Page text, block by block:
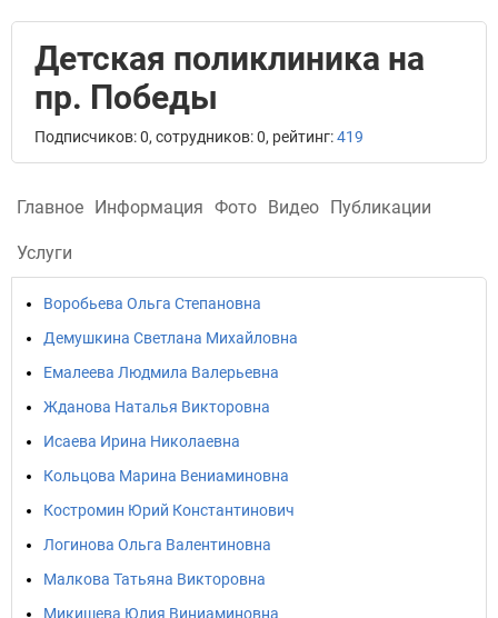
Детская поликлиника на
пр. Победы
Подписчиков: 0, сотрудников: 0, рейтинг:419
Главное Информация Фото Видео Публикации
Услуги
Воробьева Ольга Степановна
Демушкина Светлана Михайловна
Емалеева Людмила Валерьевна
Жданова Наталья Викторовна
Исаева Ирина Николаевна
Кольцова Марина Вениаминовна
Костромин Юрий Константинович
Логинова Ольга Валентиновна
Малкова Татьяна Викторовна
Микишева Юлия Виниаминовна